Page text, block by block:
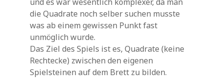
die Quadrate noch selber suchen musste
was ab einem gewissen Punkt fast
unmöglich wurde.
Das Ziel des Spiels ist es, Quadrate (keine
Rechtecke) zwischen den eigenen
Spielsteinen auf dem Brett zu bilden.